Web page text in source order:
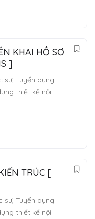
KHAI HỒ SƠ
]
sư, Tuyển dụng
thiết kế nội
TRÚC [
sư, Tuyển dụng
thiết kế nội